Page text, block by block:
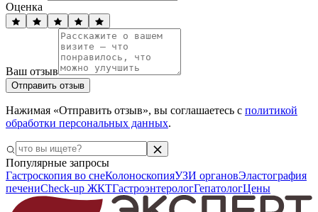
Оценка
Ваш отзыв
Отправить отзыв
Нажимая «Отправить отзыв», вы соглашаетесь с политикой
обработки персональных данных.
Популярные запросы
Гастроскопия во снеКолоноскопияУЗИ органовЭластография
печениCheck-up ЖКТГастроэнтерологГепатологЦены